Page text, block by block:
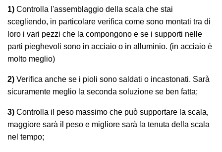
1) Controlla l'assemblaggio della scala che stai
scegliendo, in particolare verifica come sono montati tra di
loro i vari pezzi che la compongono e se i supporti nelle
parti pieghevoli sono in acciaio o in alluminio. (in acciaio è
molto meglio)
2) Verifica anche se i pioli sono saldati o incastonati. Sarà
sicuramente meglio la seconda soluzione se ben fatta;
3) Controlla il peso massimo che può supportare la scala,
maggiore sarà il peso e migliore sarà la tenuta della scala
nel tempo;